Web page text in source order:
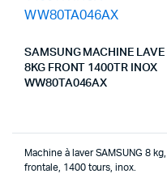
SAMSUNG MACHINE LAVE
8KG FRONT 1400TR INOX
WW80TA046AX
Machine à laver SAMSUNG 8 kg,
frontale, 1400 tours, inox.